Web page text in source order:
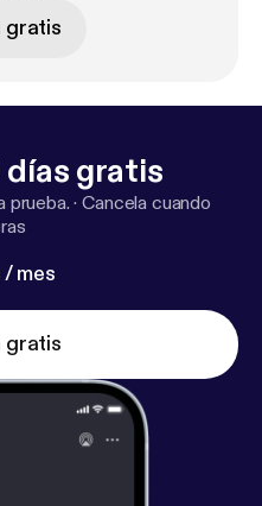
gratis
gratis
prueba. ·Cancela cuando
mes
gratis